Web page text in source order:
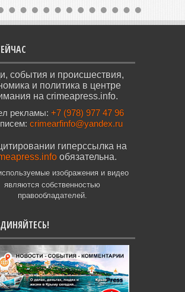
события и происшествия,
и политика в центре
на crimeapress.info.
рекламы: +7 (978) 977 47 96
crimearfinfo@yandex.ru
гиперссылка на
обязательна.
изображения и видео
являются собственностью
правообладателей.